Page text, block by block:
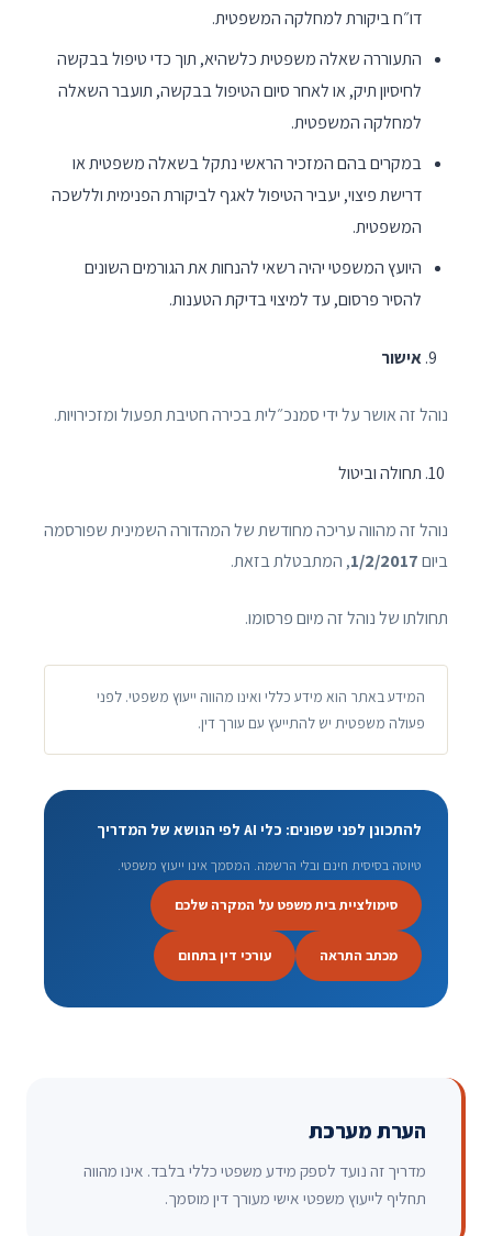
דו״ח ביקורת למחלקה המשפטית.
התעוררה שאלה משפטית כלשהיא, תוך כדי טיפול בבקשה
לחיסיון תיק, או לאחר סיום הטיפול בבקשה, תועבר השאלה
למחלקה המשפטית.
במקרים בהם המזכיר הראשי נתקל בשאלה משפטית או
דרישת פיצוי, יעביר הטיפול לאגף לביקורת הפנימית וללשכה
המשפטית.
היועץ המשפטי יהיה רשאי להנחות את הגורמים השונים
להסיר פרסום, עד למיצוי בדיקת הטענות.
אישור
נוהל זה אושר על ידי סמנכ״לית בכירה חטיבת תפעול ומזכירויות.
תחולה וביטול
נוהל זה מהווה עריכה מחודשת של המהדורה השמינית שפורסמה
ביום1/2/2017, המתבטלת בזאת.
תחולתו של נוהל זה מיום פרסומו.
המידע באתר הוא מידע כללי ואינו מהווה ייעוץ משפטי. לפני
פעולה משפטית יש להתייעץ עם עורך דין.
להתכונן לפני שפונים: כלי AI לפי הנושא של המדריך
טיוטה בסיסית חינם ובלי הרשמה. המסמך אינו ייעוץ משפטי.
סימולציית בית משפט על המקרה שלכם
מכתב התראה עורכי דין בתחום
הערת מערכת
מדריך זה נועד לספק מידע משפטי כללי בלבד. אינו מהווה
תחליף לייעוץ משפטי אישי מעורך דין מוסמך.